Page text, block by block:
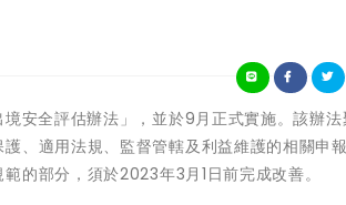
安全評估辦法」，並於9月正式實施。該辦法
、適用法規、監督管轄及利益維護的相關申
的部分，須於2023年3月1日前完成改善。